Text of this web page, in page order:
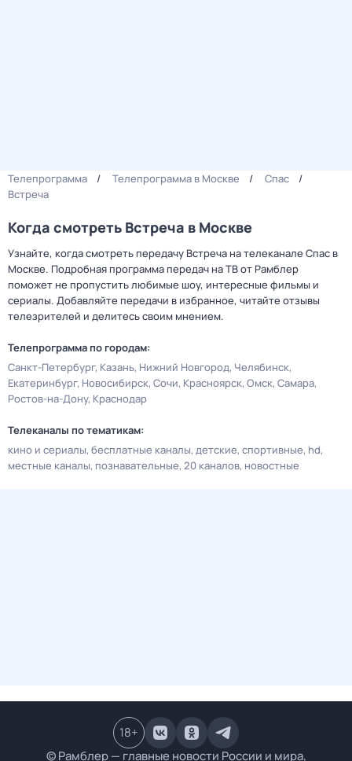
Телепрограмма Телепрограмма в Москве
Спас
Встреча
Когда смотреть Встреча в Москве
Узнайте, когда смотреть передачу Встреча на телеканале Спас в
Москве. Подробная программа передач на ТВ от Рамблер
поможет не пропустить любимые шоу, интересные фильмы и
сериалы. Добавляйте передачи в избранное, читайте отзывы
телезрителей и делитесь своим мнением.
Телепрограмма по городам:
Санкт-Петербург Казань Нижний Новгород Челябинск
Екатеринбург Новосибирск Сочи Красноярск Омск Самара
Ростов-на-Дону Краснодар
Телеканалы по тематикам:
кино и сериалы бесплатные каналы детские спортивные hd
местные каналы познавательные 20 каналов новостные
© Рамблер — главные новости России и мира,
18+